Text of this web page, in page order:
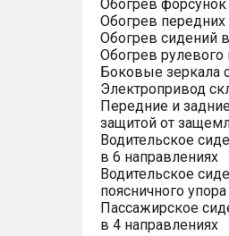
Обогрев
Обогрев передних
Обогрев сидений
Обогрев рулевого
Боковые зеркала
Электропривод
Передние и
защитой от
Водительское
в 6 направлениях
Водительское
поясничного упора
Пассажирское
в 4 направлениях